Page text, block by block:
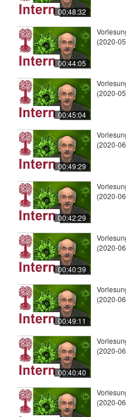
00:48:32
00:44:05
(2020-
00:45:04
(2020-
00:49:29
(2020-
00:42:29
(2020-
00:40:39
(2020-
00:49:11
(2020-
00:40:40
(2020-
(2020-